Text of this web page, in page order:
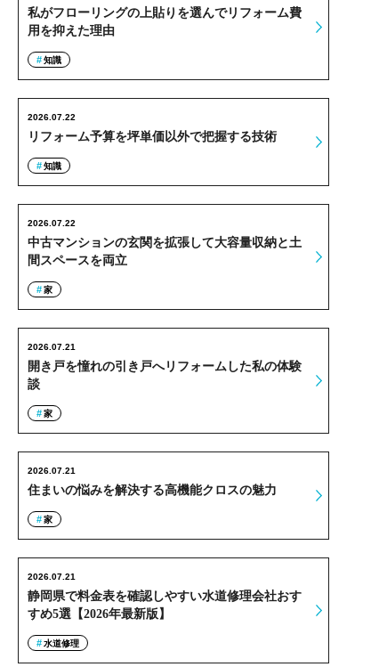
私がフローリングの上貼りを選んでリフォーム費
用を抑えた理由
知識
リフォーム予算を坪単価以外で把握する技術
2026.07.22
知識
中古マンションの玄関を拡張して大容量収納と土
間スペースを両立
2026.07.22
家
開き戸を憧れの引き戸へリフォームした私の体験
談
2026.07.21
家
住まいの悩みを解決する高機能クロスの魅力
2026.07.21
家
静岡県で料金表を確認しやすい水道修理会社おす
すめ5選【2026年最新版】
2026.07.21
水道修理